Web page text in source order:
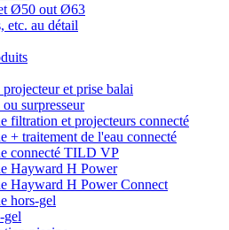
Ø50 out Ø63
etc. au détail
et prise balai
surpresseur
filtration et projecteurs connecté
+ traitement de l'eau connecté
connecté TILD VP
Hayward H Power
Hayward H Power Connect
hors-gel
gel